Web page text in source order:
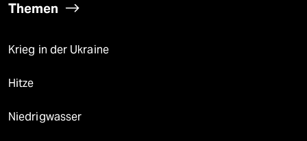
Themen
Krieg in der Ukraine
Hitze
Niedrigwasser